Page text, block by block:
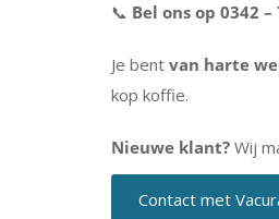
📞 Bel ons op 0342 –
Je bent van harte
kop koffie.
Nieuwe klant? Wij
Contact met